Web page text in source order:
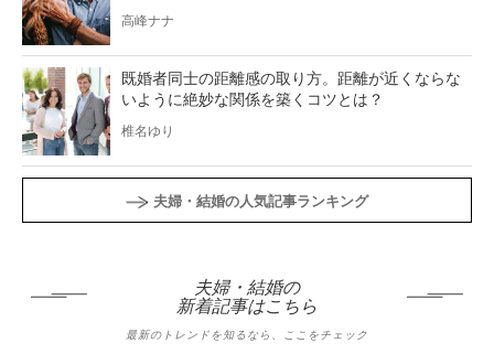
高峰ナナ
既婚者同士の距離感の取り方。距離が近くならな
いように絶妙な関係を築くコツとは？
椎名ゆり
夫婦・結婚の人気記事ランキング
夫婦・結婚の
新着記事はこちら
最新のトレンドを知るなら、ここをチェック